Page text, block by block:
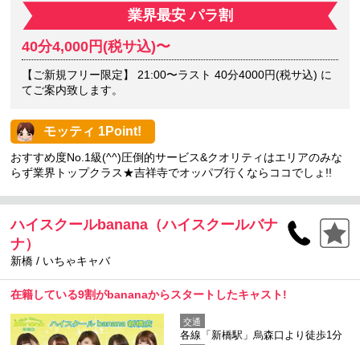
業界最安 パラ割
40分4,000円(税サ込)〜
【ご新規フリー限定】 21:00〜ラスト 40分4000円(税サ込) に
てご案内致します。
モッティ 1Point!
おすすめ度No.1級(^^)圧倒的サービス&クオリティはエリアのみな
らず業界トップクラス★吉祥寺でオッパブ行くならココでしょ!!
ハイスクールbanana（ハイスクールバナ
ナ）
新橋 / いちゃキャバ
在籍している9割がbananaからスタートしたキャスト!
交通
各線「新橋駅」烏森口より徒歩1分